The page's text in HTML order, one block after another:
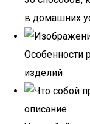
в домашних
Особенности
изделий